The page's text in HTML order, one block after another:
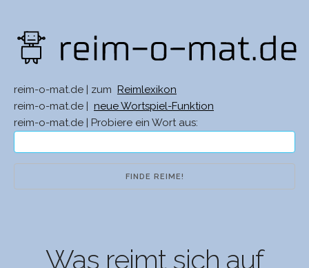
reim-o-mat.de | zum
Reimlexikon
reim-o-mat.de |
neue Wortspiel-Funktion
reim-o-mat.de | Probiere ein Wort aus:
Was reimt sich auf